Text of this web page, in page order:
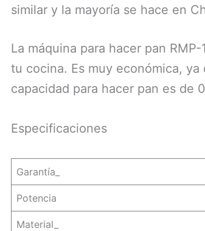
similar y la mayoría se hace en
La máquina para hacer pan
tu cocina. Es muy económica, ya
capacidad para hacer pan es de
Especificaciones
Garantía_
Potencia
Material_